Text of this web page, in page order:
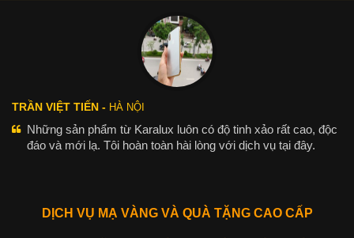
TRẦN VIỆT TIẾN - HÀ NỘI
Những sản phẩm từ Karalux luôn có độ tinh xảo rất cao, độc
đáo và mới lạ. Tôi hoàn toàn hài lòng với dịch vụ tại đây.
DỊCH VỤ MẠ VÀNG VÀ QUÀ TẶNG CAO CẤP